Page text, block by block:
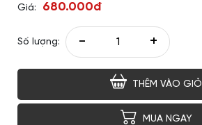
Giá:
680.000đ
Số lượng: - +
THÊM VÀO GIỎ
MUA NGAY